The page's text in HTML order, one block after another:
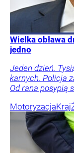
Wielka obława
jedno
Jeden dzień.
karnych. Policja
Od rana posypią
MotoryzacjaKraj